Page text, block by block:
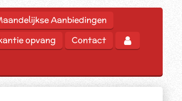
Aanbiedingen
opvang Contact